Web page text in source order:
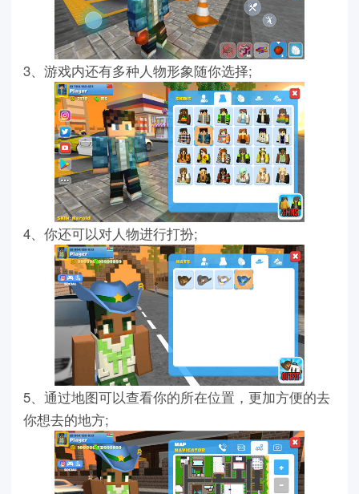
3、游戏内还有多种人物形象随你选择;
4、你还可以对人物进行打扮;
5、通过地图可以查看你的所在位置，更加方便的去
你想去的地方;